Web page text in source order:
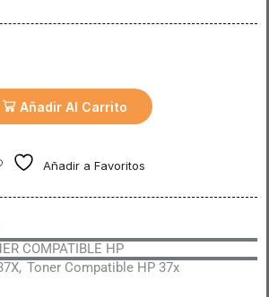
Añadir Al Carrito
Añadir a Favoritos
COMPATIBLE HP
, Toner Compatible HP 37x